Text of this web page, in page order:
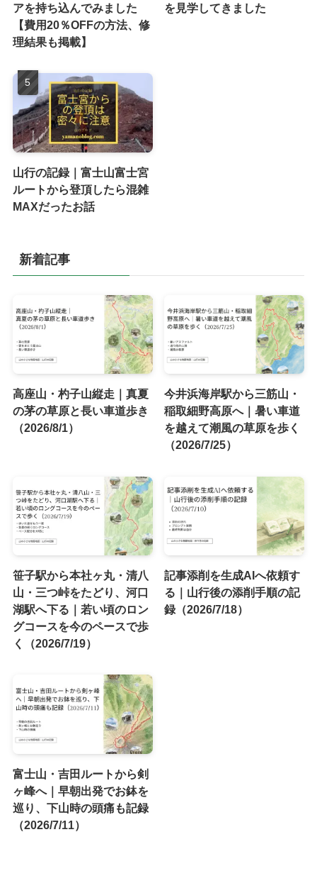
アを持ち込んでみました
【費用20％OFFの方法、修
理結果も掲載】
を見学してきました
山行の記録｜富士山富士宮
ルートから登頂したら混雑
MAXだったお話
新着記事
高座山・杓子山縦走｜真夏
の茅の草原と長い車道歩き
（2026/8/1）
今井浜海岸駅から三筋山・
稲取細野高原へ｜暑い車道
を越えて潮風の草原を歩く
（2026/7/25）
笹子駅から本社ヶ丸・清八
山・三つ峠をたどり、河口
湖駅へ下る｜若い頃のロン
グコースを今のペースで歩
く（2026/7/19）
記事添削を生成AIへ依頼す
る｜山行後の添削手順の記
録（2026/7/18）
富士山・吉田ルートから剣
ヶ峰へ｜早朝出発でお鉢を
巡り、下山時の頭痛も記録
（2026/7/11）